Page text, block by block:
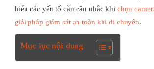
hiểu các yếu tố cần cân nhắc khi chọn
giải pháp giám sát an toàn khi di chuyển.
Mục lục nội dung